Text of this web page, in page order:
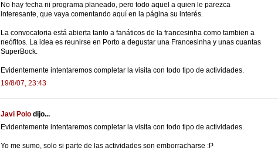
No hay fecha ni programa planeado, pero todo aquel a quien le parezca
interesante, que vaya comentando aquí en la página su interés.
La convocatoria está abierta tanto a fanáticos de la francesinha como tambien a
neófitos. La idea es reunirse en Porto a degustar una Francesinha y unas cuantas
SuperBock.
Evidentemente intentaremos completar la visita con todo tipo de actividades.
19/8/07, 23:43
Javi Polo dijo...
Evidentemente intentaremos completar la visita con todo tipo de actividades.
Yo me sumo, solo si parte de las actividades son emborracharse :P